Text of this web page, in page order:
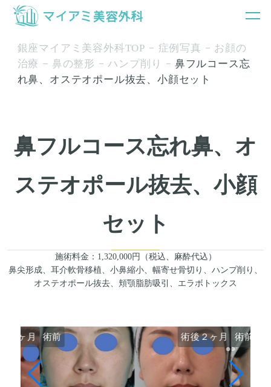
銀座マイアミ美容外科TOP 症例写真
お顔の
治療
鼻の整形 ハンプ削り
鼻フルコース忘
れ鼻、オステオポール抜去、小顔セット
鼻フルコース忘れ鼻、オ
ステオポール抜去、小顔
セット
施術料金：1,320,000円（税込、麻酔代込）
鼻尖形成、耳介軟骨移植、小鼻縮小、幅寄せ骨切り、ハンプ削り、
オステオポール抜去、頬顎脂肪吸引、エラボトックス
２ヶ月 術前 術後２ヶ月 術前